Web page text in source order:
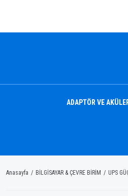
ADAPTÖR VE
Anasayfa BİLGİSAYAR & ÇEVRE BİRİM UPS